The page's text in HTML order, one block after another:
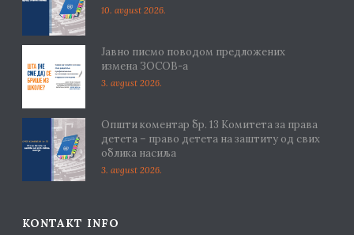
10. avgust 2026.
Јавно писмо поводом предложених
измена ЗОСОВ-а
3. avgust 2026.
Општи коментар бр. 13 Комитета за права
детета – право детета на заштиту од свих
облика насиља
3. avgust 2026.
KONTAKT INFO